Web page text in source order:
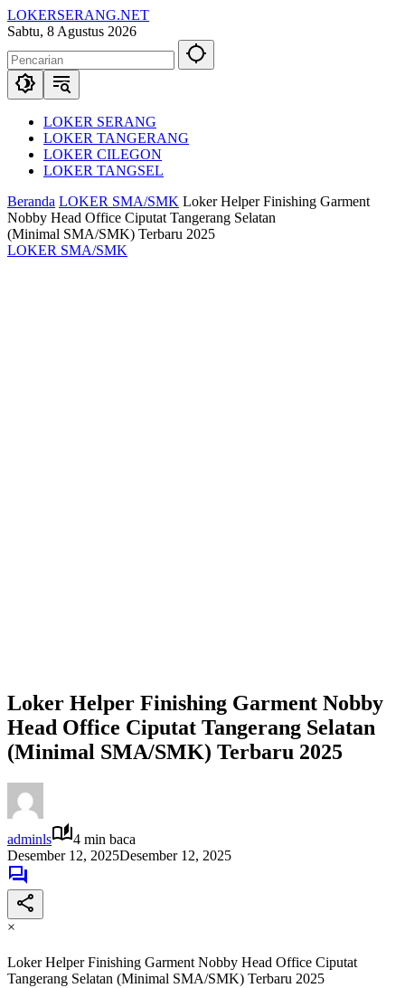
Langsung
ke
LOKERSERANG.NET
Info
Kerja
Serang
dan
Sabtu, 8 Agustus 2026
LOKER SERANG
LOKER TANGERANG
LOKER CILEGON
LOKER TANGSEL
Beranda LOKER SMA/SMK Loker Helper Finishing Garment
Nobby Head Office Ciputat Tangerang Selatan
(Minimal SMA/SMK) Terbaru 2025
LOKER SMA/SMK
Loker Helper Finishing Garment Nobby
Head Office Ciputat Tangerang Selatan
(Minimal SMA/SMK) Terbaru 2025
adminls
4 min baca
Desember 12, 2025Desember 12, 2025
×
Loker Helper Finishing Garment Nobby Head Office Ciputat
Tangerang Selatan (Minimal SMA/SMK) Terbaru 2025